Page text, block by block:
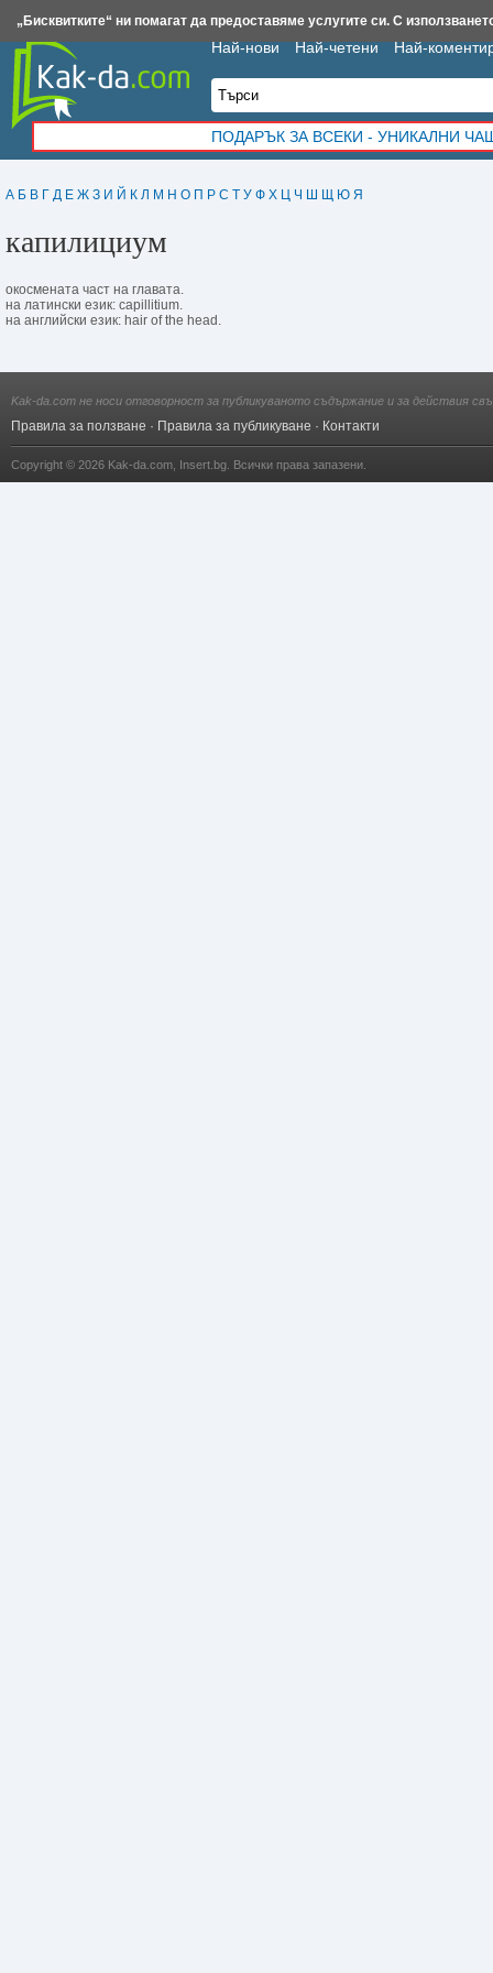
А Б В Г Д Е Ж З И Й К Л М Н О П Р С Т У Ф Х Ц Ч Ш Щ Ю Я
капилициум
окосмената част на главата.
на латински език: capillitium.
на английски език: hair of the head.
Най-нови Най-четени Най-
ПОДАРЪК ЗА ВСЕКИ - УНИКАЛНИ
Insert.bg Framar.bg Kak-da.com Iztochnik.com BauBau.bg NewAge.bg
Kak-da.com не носи отговорност за публикуваното съдържание и за действия
Правила за ползване · Правила за публикуване · Контакти
Copyright © 2026 Kak-da.com Insert.bg . Всички права запазени.
„Бисквитките“ ни помагат да предоставяме услугите си. С